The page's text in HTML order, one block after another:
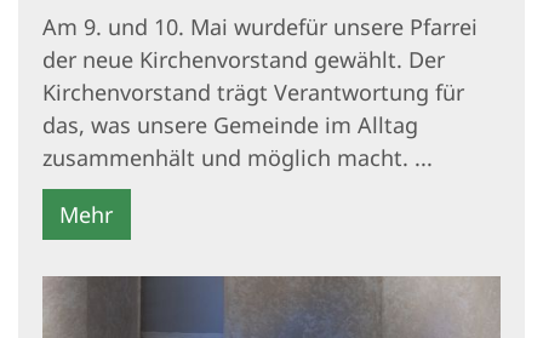
Am 9. und 10. Mai wurdefür unsere Pfarrei
der neue Kirchenvorstand gewählt. Der
Kirchenvorstand trägt Verantwortung für
das, was unsere Gemeinde im Alltag
zusammenhält und möglich macht. ...
Mehr